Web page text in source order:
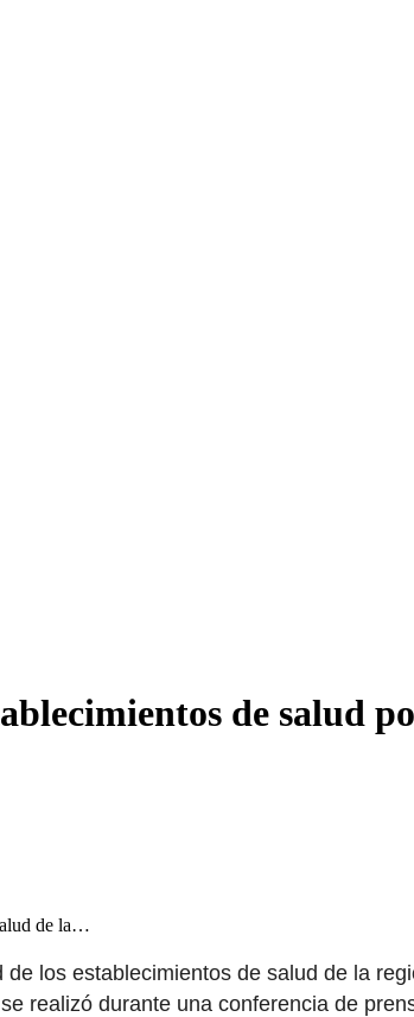
de salud
de la…
de los establecimientos de salud de la
realizó durante una conferencia de